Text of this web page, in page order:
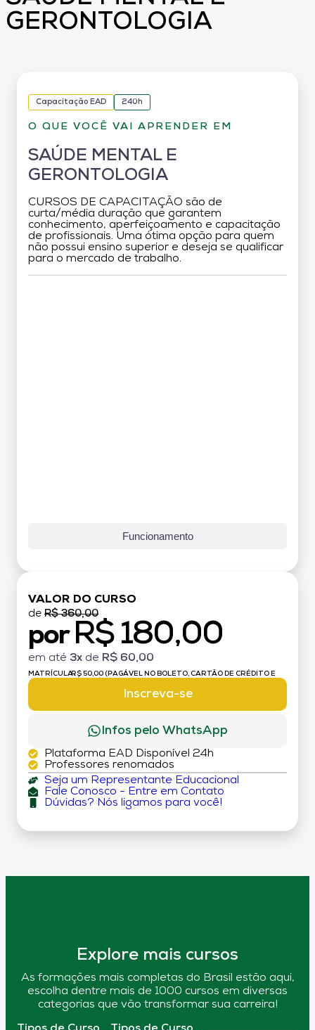
GERONTOLOGIA
Capacitação EAD 240h
O QUE VOCÊ VAI APRENDER EM
SAÚDE MENTAL E
GERONTOLOGIA
CURSOS DE CAPACITAÇÃO são de
curta/média duração que garantem
conhecimento, aperfeiçoamento e capacitação
de profissionais. Uma ótima opção para quem
não possui ensino superior e deseja se qualificar
para o mercado de trabalho.
Funcionamento
VALOR DO CURSO
de R$ 360,00
por R$ 180,00
em até 3x de R$ 60,00
MATRÍCULA:R$ 50,00 (PAGÁVEL NO BOLETO, CARTÃO DE CRÉDITO E
Inscreva-se
Infos pelo WhatsApp
Plataforma EAD Disponível 24h
Professores renomados
Seja um Representante Educacional
Fale Conosco - Entre em Contato
Dúvidas? Nós ligamos para você!
Explore mais cursos
As formações mais completas do Brasil estão aqui,
escolha dentre mais de 1000 cursos em diversas
categorias que vão transformar sua carreira!